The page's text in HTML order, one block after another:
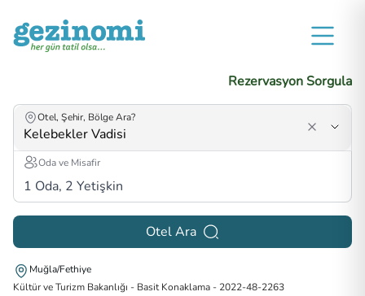
Rezervasyon Sorgula
Otel, Şehir, Bölge Ara?
Oda ve Misafir
1 Oda, 2 Yetişkin
Otel Ara
Muğla/Fethiye
Kültür ve Turizm Bakanlığı - Basit Konaklama - 2022-48-2263